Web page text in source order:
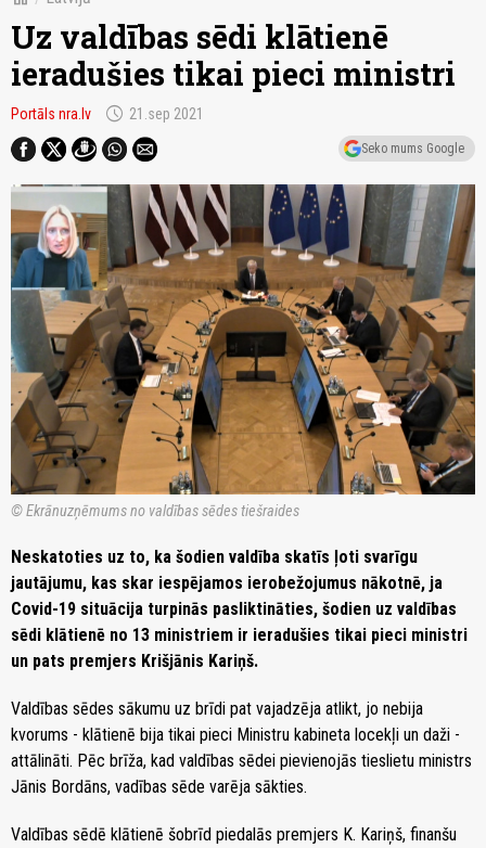
Uz valdības sēdi klātienē
ieradušies tikai pieci ministri
Portāls nra.lv schedule 21.sep 2021
Seko mums Google
© Ekrānuzņēmums no valdības sēdes tiešraides
Neskatoties uz to, ka šodien valdība skatīs ļoti svarīgu
jautājumu, kas skar iespējamos ierobežojumus nākotnē, ja
Covid-19 situācija turpinās pasliktināties, šodien uz valdības
sēdi klātienē no 13 ministriem ir ieradušies tikai pieci ministri
un pats premjers Krišjānis Kariņš.
Valdības sēdes sākumu uz brīdi pat vajadzēja atlikt, jo nebija
kvorums - klātienē bija tikai pieci Ministru kabineta locekļi un daži -
attālināti. Pēc brīža, kad valdības sēdei pievienojās tieslietu ministrs
Jānis Bordāns, vadības sēde varēja sākties.
Valdības sēdē klātienē šobrīd piedalās premjers K. Kariņš, finanšu